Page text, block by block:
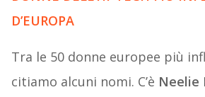
D’EUROPA
Tra le 50 donne europee più
citiamo alcuni nomi. C’è Neelie